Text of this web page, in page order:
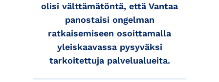
olisi välttämätöntä, että Vantaa
panostaisi ongelman
ratkaisemiseen osoittamalla
yleiskaavassa pysyväksi
tarkoitettuja palvelualueita.